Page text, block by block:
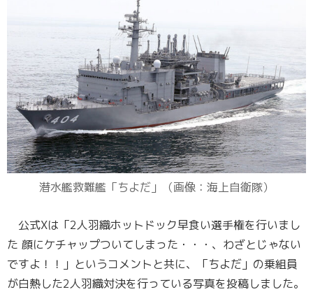
潜水艦救難艦「ちよだ」（画像：海上自衛隊）
公式Xは「2人羽織ホットドック早食い選手権を行いまし
た 顔にケチャップついてしまった・・・、わざとじゃない
ですよ！！」というコメントと共に、「ちよだ」の乗組員
が白熱した2人羽織対決を行っている写真を投稿しました。